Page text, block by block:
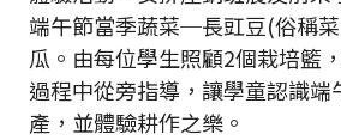
端午節當季蔬菜─長豇豆(俗稱
瓜。由每位學生照顧2個栽培籃
過程中從旁指導，讓學童認識端
產，並體驗耕作之樂。